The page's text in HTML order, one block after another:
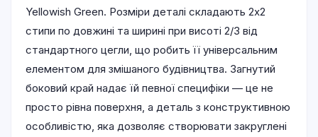
Yellowish Green. Розміри деталі складають 2х2
стипи по довжині та ширині при висоті 2/3 від
стандартного цегли, що робить її універсальним
елементом для змішаного будівництва. Загнутий
боковий край надає їй певної специфіки — це не
просто рівна поверхня, а деталь з конструктивною
особливістю, яка дозволяє створювати закруглені